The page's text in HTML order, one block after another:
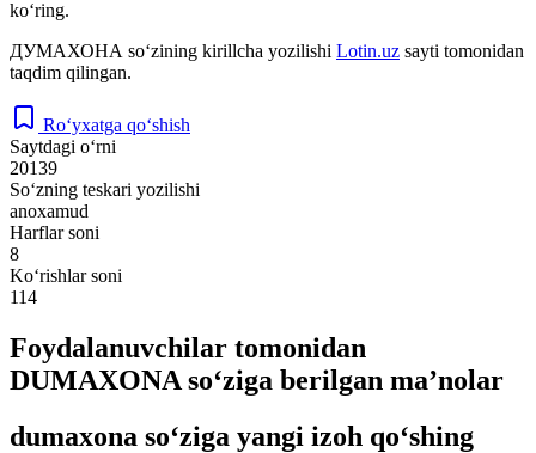
ko‘ring.
ДУМАХОНА so‘zining kirillcha yozilishi Lotin.uz sayti tomonidan
taqdim qilingan.
Ro‘yxatga qo‘shish
Saytdagi o‘rni
20139
So‘zning teskari yozilishi
anoxamud
Harflar soni
8
Ko‘rishlar soni
114
Foydalanuvchilar tomonidan
DUMAXONA so‘ziga berilgan ma’nolar
dumaxona so‘ziga yangi izoh qo‘shing